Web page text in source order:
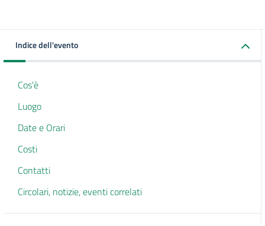
Indice dell'evento
Cos'è
Luogo
Date e Orari
Costi
Contatti
Circolari, notizie, eventi correlati